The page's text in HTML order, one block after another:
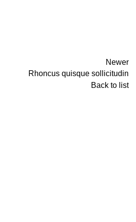
Newer
Rhoncus quisque sollicitudin
Back to list